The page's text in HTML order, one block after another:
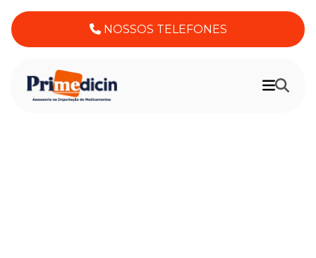
NOSSOS TELEFONES